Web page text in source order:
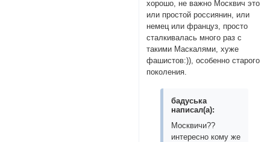
хорошо, не важно Москвич это
или простой россиянин, или
немец или француз, просто
сталкивалась много раз с
такими Маскалями, хуже
фашистов:)), особенно старого
поколения.
бадуська
написал(а):
Москвичи??
интересно кому же